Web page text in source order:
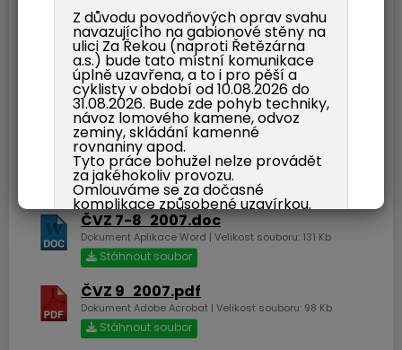
ČVZ 4_2007.pdf
Dokument Adobe Acrobat | Velikost souboru: 199 Kb
Stáhnout soubor
ČVZ 5_2007.pdf
Dokument Adobe Acrobat | Velikost souboru: 101 Kb
Stáhnout soubor
ČVZ 6_2007.pdf
Dokument Adobe Acrobat | Velikost souboru: 85 Kb
Stáhnout soubor
ČVZ 7-8_2007.doc
Dokument Aplikace Word | Velikost souboru: 131 Kb
Stáhnout soubor
ČVZ 9_2007.pdf
Dokument Adobe Acrobat | Velikost souboru: 98 Kb
Stáhnout soubor
Z důvodu povodňových oprav svahu
navazujícího na gabionové stěny na
ulici Za Řekou (naproti Řetězárna
a.s.) bude tato místní komunikace
úplně uzavřena, a to i pro pěší a
cyklisty v období od 10.08.2026 do
31.08.2026. Bude zde pohyb techniky,
návoz lomového kamene, odvoz
zeminy, skládání kamenné
rovnaniny apod.
Tyto práce bohužel nelze provádět
za jakéhokoliv provozu.
Omlouváme se za dočasné
komplikace způsobené uzavírkou.
Obec Česká Ves
Ke stažení